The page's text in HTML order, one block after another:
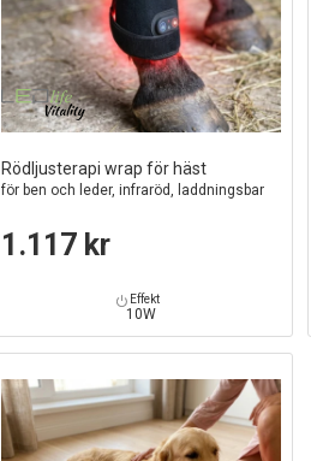
Rödljusterapi wrap för häst
för ben och leder, infraröd, laddningsbar
1.117 kr
Effekt
10W